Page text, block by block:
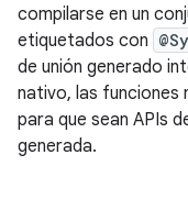
compilarse en un
etiquetados con
de unión generado
nativo, las
para que sean APIs
generada.